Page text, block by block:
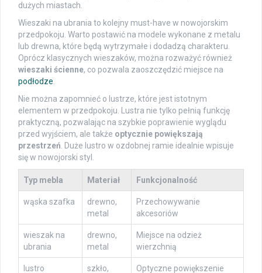
dużych miastach.
Wieszaki na ubrania to kolejny must-have w nowojorskim
przedpokoju. Warto postawić na modele wykonane z metalu
lub drewna, które będą wytrzymałe i dodadzą charakteru.
Oprócz klasycznych wieszaków, można rozważyć również
wieszaki ścienne, co pozwala zaoszczędzić miejsce na
podłodze.
Nie można zapomnieć o lustrze, które jest istotnym
elementem w przedpokoju. Lustra nie tylko pełnią funkcję
praktyczną, pozwalając na szybkie poprawienie wyglądu
przed wyjściem, ale także optycznie powiększają
przestrzeń. Duże lustro w ozdobnej ramie idealnie wpisuje
się w nowojorski styl.
Typ mebla Materiał Funkcjonalność
wąska szafka
drewno,
metal
Przechowywanie
akcesoriów
wieszak na
ubrania
drewno,
metal
Miejsce na odzież
wierzchnią
lustro
szkło,
Optyczne powiększenie